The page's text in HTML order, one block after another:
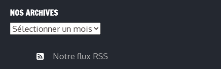
par
thèmes
NOS ARCHIVES
Nos
Notre flux RSS